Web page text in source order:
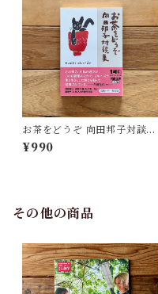
お茶をどうぞ 向田邦子対談集 |
向田 邦子
¥990
その他の商品